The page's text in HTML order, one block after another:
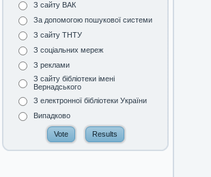
З сайту ВАК
За допомогою пошукової системи
З сайту ТНТУ
З соціальних мереж
З реклами
З сайту бібліотеки імені
Вернадського
З електронної бібліотеки України
Випадково